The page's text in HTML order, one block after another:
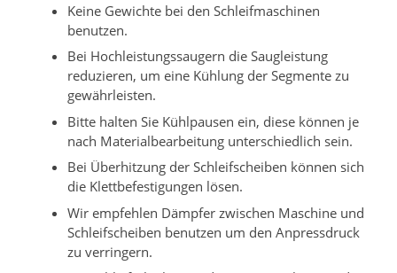
Keine Gewichte bei den Schleifmaschinen
benutzen.
Bei Hochleistungssaugern die Saugleistung
reduzieren, um eine Kühlung der Segmente zu
gewährleisten.
Bitte halten Sie Kühlpausen ein, diese können je
nach Materialbearbeitung unterschiedlich sein.
Bei Überhitzung der Schleifscheiben können sich
die Klettbefestigungen lösen.
Wir empfehlen Dämpfer zwischen Maschine und
Schleifscheiben benutzen um den Anpressdruck
zu verringern.